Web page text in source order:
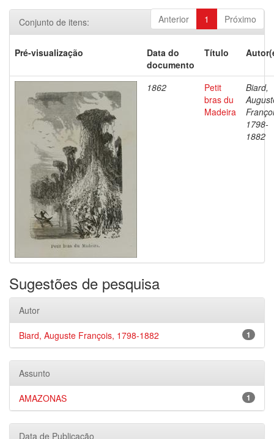
Anterior 1 Próximo
Conjunto de itens:
Pré-visualização
Data do
documento
Título
1862
Petit
bras du
Madeira
Biard,
1798-
1882
Sugestões de pesquisa
Autor
1
Biard, Auguste François, 1798-1882
Assunto
1
AMAZONAS
Data de Publicação